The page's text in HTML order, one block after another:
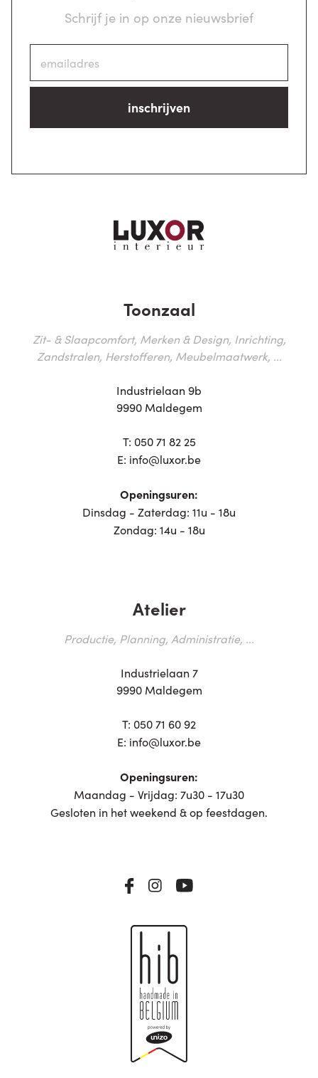
Schrijf je in op onze nieuwsbrief
inschrijven
Toonzaal
Zit- & Slaapcomfort, Merken & Design, Inrichting,
Zandstralen, Herstofferen, Meubelmaatwerk, ...
Industrielaan 9b
9990 Maldegem
T: 050 71 82 25
E: info@luxor.be
Openingsuren:
Dinsdag - Zaterdag: 11u - 18u
Zondag: 14u - 18u
Atelier
Productie, Planning, Administratie, ...
Industrielaan 7
9990 Maldegem
T: 050 71 60 92
E: info@luxor.be
Openingsuren:
Maandag - Vrijdag: 7u30 - 17u30
Gesloten in het weekend & op feestdagen.